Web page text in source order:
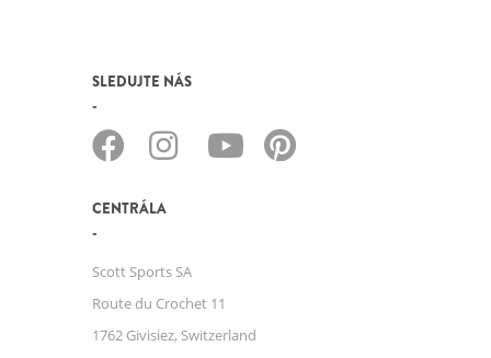
SLEDUJTE NÁS
CENTRÁLA
Scott Sports SA
Route du Crochet 11
1762 Givisiez, Switzerland